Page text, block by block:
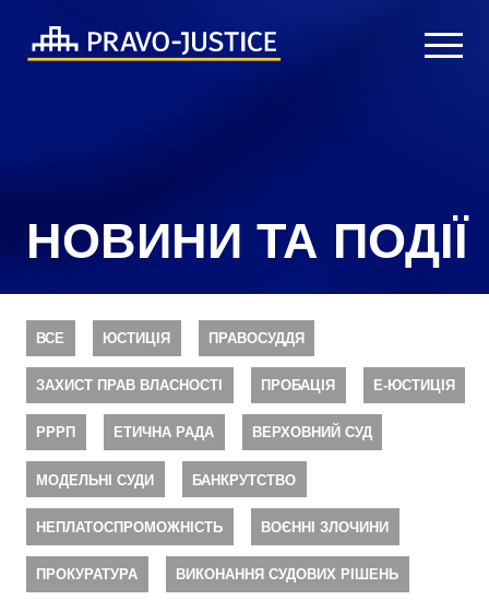
НОВИНИ ТА ПОДІЇ
ВСЕ ЮСТИЦІЯ ПРАВОСУДДЯ
ЗАХИСТ ПРАВ ВЛАСНОСТІ ПРОБАЦІЯ Е-ЮСТИЦІЯ
РРРП ЕТИЧНА РАДА ВЕРХОВНИЙ СУД
МОДЕЛЬНІ СУДИ БАНКРУТСТВО
НЕПЛАТОСПРОМОЖНІСТЬ ВОЄННІ ЗЛОЧИНИ
ПРОКУРАТУРА ВИКОНАННЯ СУДОВИХ РІШЕНЬ